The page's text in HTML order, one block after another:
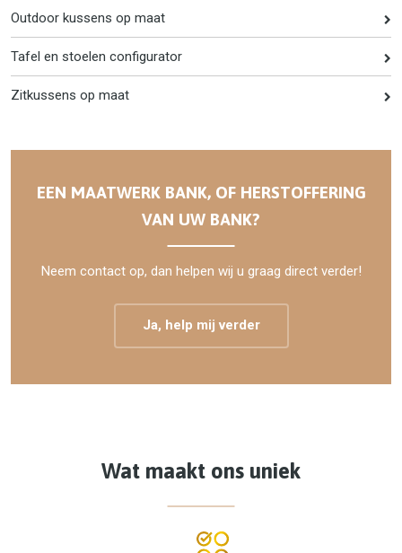
Outdoor kussens op maat
Tafel en stoelen configurator
Zitkussens op maat
EEN MAATWERK BANK, OF HERSTOFFERING
VAN UW BANK?
Neem contact op, dan helpen wij u graag direct verder!
Ja, help mij verder
Wat maakt ons uniek